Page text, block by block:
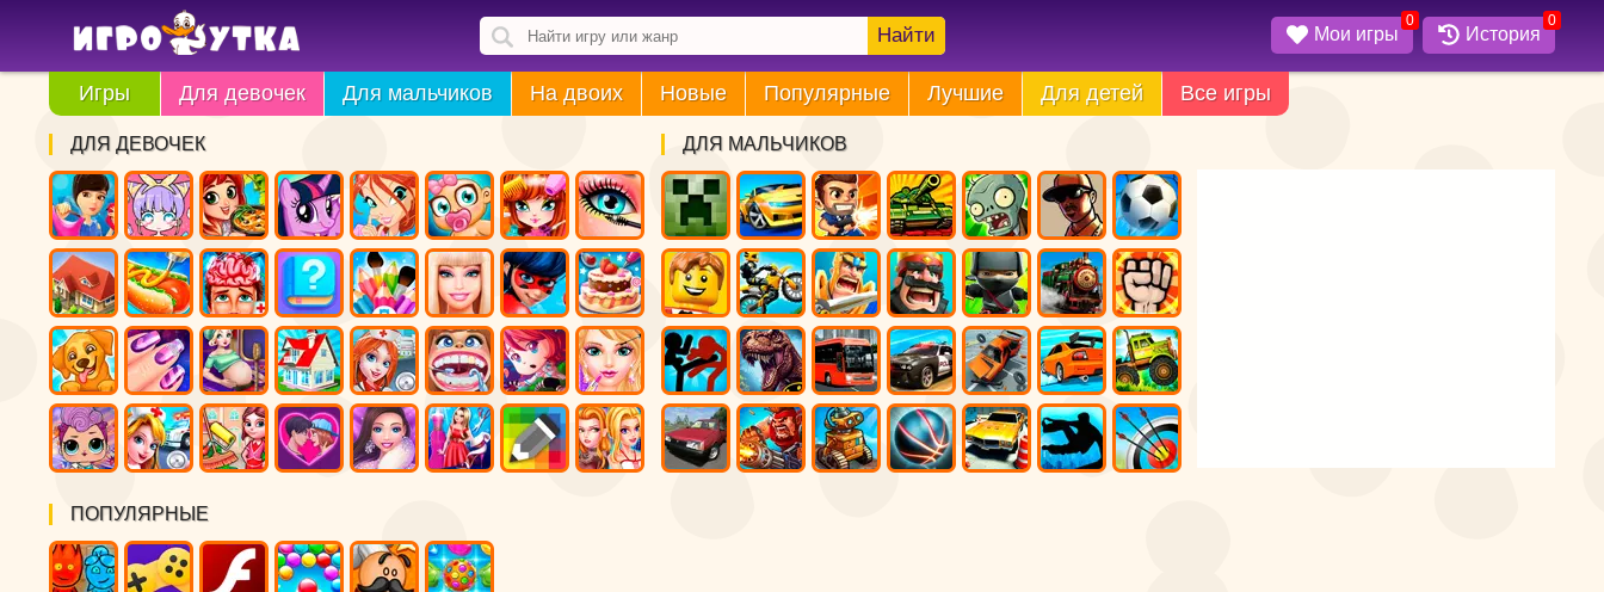
Найти Мои игры
0
История
0
Игры Для девочек Для мальчиков На двоих Новые Популярные Лучшие Для детей Все игры
ДЛЯ МАЛЬЧИКОВ
ДЛЯ ДЕВОЧЕК
ПОПУЛЯРНЫЕ